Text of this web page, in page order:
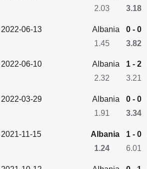
2.03
3.18
2022-06-13 Albania 0 - 0
1.45
3.82
2022-06-10 Albania 1 - 2
2.32
3.21
2022-03-29 Albania 0 - 0
1.91
3.34
2021-11-15 Albania 1 - 0
1.24
6.01